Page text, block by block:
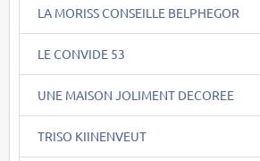
LA MORISS CONSEILLE BELPHEGOR
LE CONVIDE 53
UNE MAISON JOLIMENT DECOREE
TRISO KIINENVEUT